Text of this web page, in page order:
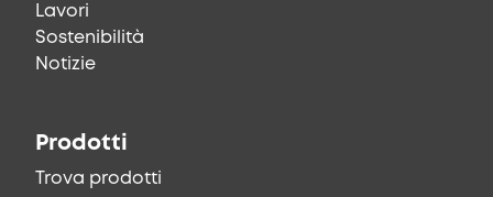
Lavori
Sostenibilità
Notizie
Prodotti
Trova prodotti